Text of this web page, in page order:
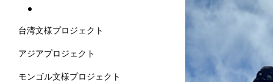
台湾文様プロジェクト
アジアプロジェクト
モンゴル文様プロジェクト